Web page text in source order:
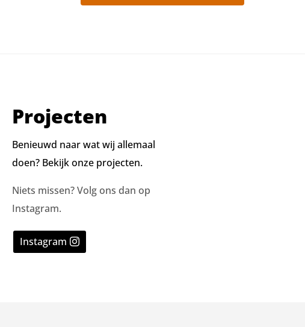
Projecten
Benieuwd naar wat wij allemaal
doen? Bekijk onze projecten.
Niets missen? Volg ons dan op
Instagram.
Instagram